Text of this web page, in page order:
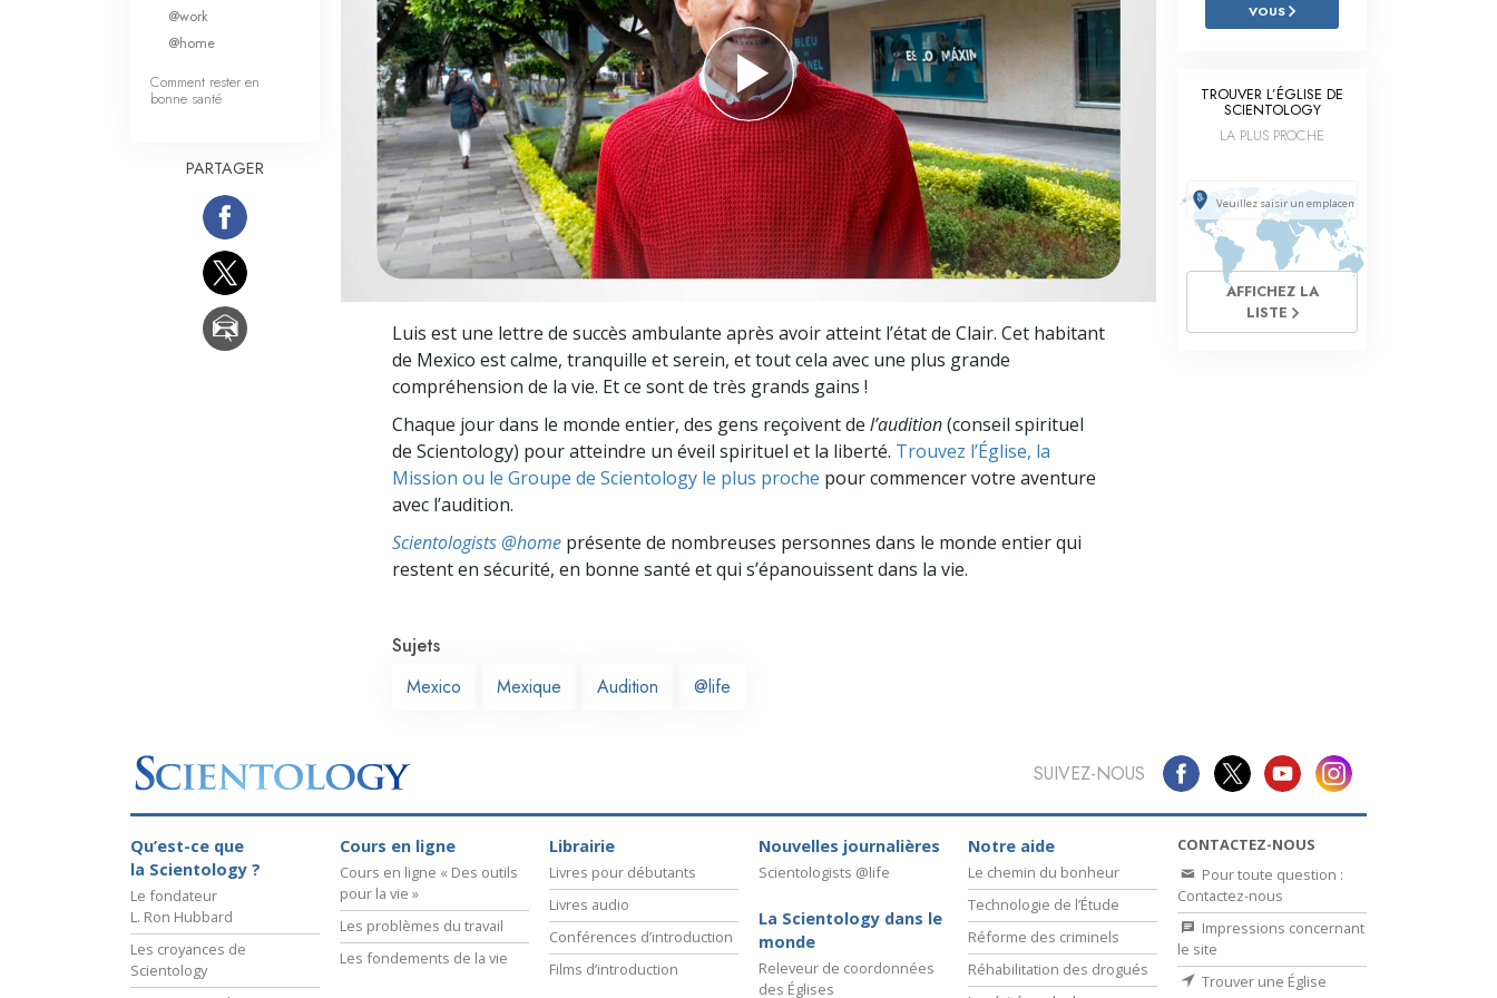
Qu’est-ce que la grandeur ? L’échelle des tons émotionnels
Les enfants
Des outils pour le monde du travail
L’éthique et les conditions
La raison de l’oppression
Les investigations
Les fondements de l’organisation
Luis est une lettre de succès ambulante après avoir atteint l’état de Clair. Cet habitant
de Mexico est calme, tranquille et serein, et tout cela avec une plus grande
compréhension de la vie. Et ce sont de très grands gains !
Chaque jour dans le monde entier, des gens reçoivent de l’audition(conseil spirituel
de Scientology) pour atteindre un éveil spirituel et la liberté. Trouvez l’Église, la
Mission ou le Groupe de Scientology le plus proche pour commencer votre aventure
avec l’audition.
Scientologists @home présente de nombreuses personnes dans le monde entier qui
restent en sécurité, en bonne santé et qui s’épanouissent dans la vie.
Sujets
Mexico
Mexique Audition @life
@work
@home
Comment rester en
bonne santé
PARTAGER
VOUS
TROUVER L’ÉGLISE DE
SCIENTOLOGY
LA PLUS PROCHE
AFFICHEZ LA
LISTE
SUIVEZ-NOUS
Qu’est-ce que
la Scientology ?
Le fondateur
L. Ron Hubbard
Les croyances de
Scientology
Cours en ligne
Cours en ligne « Des outils
pour la vie »
Les problèmes du travail
Les fondements de la vie
Librairie
Livres pour débutants
Livres audio
Conférences d’introduction
Films d’introduction
Nouvelles journalières
Scientologists @life
La Scientology dans le
monde
Releveur de coordonnées
des Églises
Notre aide
Le chemin du bonheur
Technologie de l’Étude
Réforme des criminels
Réhabilitation des drogués
CONTACTEZ-NOUS
Pour toute question :
Contactez-nous
Impressions concernant
le site
Trouver une Église